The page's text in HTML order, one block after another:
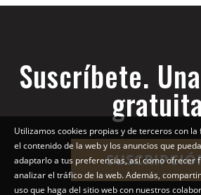
Suscríbete.
Utilizamos cookies propias y de terceros con
el contenido de la web y los anuncios que
adaptarlo a tus preferencias, así como ofrecer
analizar el tráfico de la web. Además,
uso que haga del sitio web con nuestros